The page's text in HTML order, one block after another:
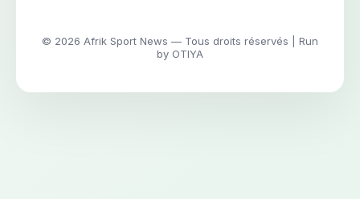
© 2026 Afrik Sport News — Tous droits réservés | Run
by OTIYA